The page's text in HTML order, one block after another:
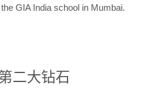
GIA India school in Mumbai.
二大钻石